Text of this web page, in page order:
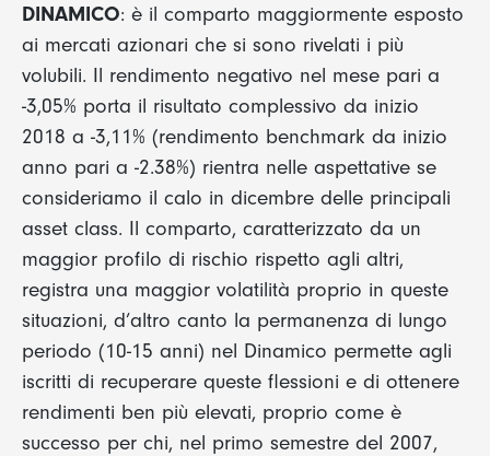
DINAMICO: è il comparto maggiormente esposto
ai mercati azionari che si sono rivelati i più
volubili. Il rendimento negativo nel mese pari a
-3,05% porta il risultato complessivo da inizio
2018 a -3,11% (rendimento benchmark da inizio
anno pari a -2.38%) rientra nelle aspettative se
consideriamo il calo in dicembre delle principali
asset class. Il comparto, caratterizzato da un
maggior profilo di rischio rispetto agli altri,
registra una maggior volatilità proprio in queste
situazioni, d’altro canto la permanenza di lungo
periodo (10-15 anni) nel Dinamico permette agli
iscritti di recuperare queste flessioni e di ottenere
rendimenti ben più elevati, proprio come è
successo per chi, nel primo semestre del 2007,